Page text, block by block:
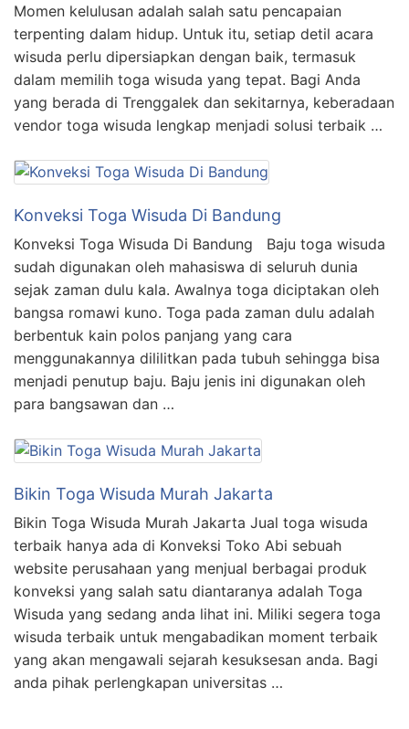
Momen kelulusan adalah salah satu pencapaian
terpenting dalam hidup. Untuk itu, setiap detil acara
wisuda perlu dipersiapkan dengan baik, termasuk
dalam memilih toga wisuda yang tepat. Bagi Anda
yang berada di Trenggalek dan sekitarnya, keberadaan
vendor toga wisuda lengkap menjadi solusi terbaik …
Konveksi Toga Wisuda Di Bandung
Konveksi Toga Wisuda Di Bandung Baju toga wisuda
sudah digunakan oleh mahasiswa di seluruh dunia
sejak zaman dulu kala. Awalnya toga diciptakan oleh
bangsa romawi kuno. Toga pada zaman dulu adalah
berbentuk kain polos panjang yang cara
menggunakannya dililitkan pada tubuh sehingga bisa
menjadi penutup baju. Baju jenis ini digunakan oleh
para bangsawan dan …
Bikin Toga Wisuda Murah Jakarta
Bikin Toga Wisuda Murah Jakarta Jual toga wisuda
terbaik hanya ada di Konveksi Toko Abi sebuah
website perusahaan yang menjual berbagai produk
konveksi yang salah satu diantaranya adalah Toga
Wisuda yang sedang anda lihat ini. Miliki segera toga
wisuda terbaik untuk mengabadikan moment terbaik
yang akan mengawali sejarah kesuksesan anda. Bagi
anda pihak perlengkapan universitas …